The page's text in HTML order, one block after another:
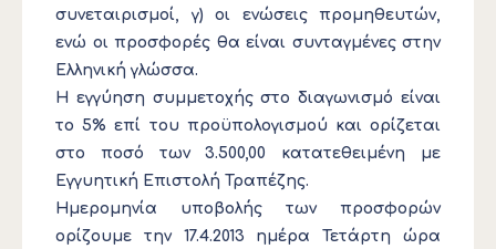
συνεταιρισμοί, γ) οι ενώσεις προμηθευτών,
ενώ οι προσφορές θα είναι συνταγμένες στην
Ελληνική γλώσσα.
Η εγγύηση συμμετοχής στο διαγωνισμό είναι
το 5% επί του προϋπολογισμού και ορίζεται
στο ποσό των 3.500,00 κατατεθειμένη με
Εγγυητική Επιστολή Τραπέζης.
Ημερομηνία υποβολής των προσφορών
ορίζουμε την 17.4.2013 ημέρα Τετάρτη ώρα